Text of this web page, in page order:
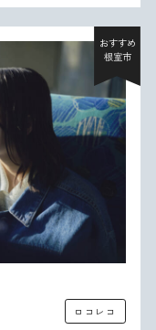
おすすめ
根室市
ロコレコ